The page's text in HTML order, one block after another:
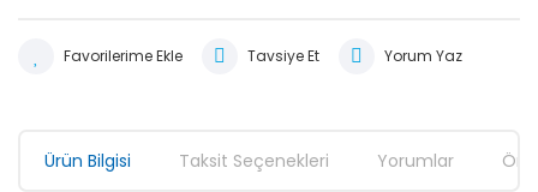
Tavsiye Et Yorum Yaz
Ürün Bilgisi Taksit Seçenekleri Yorumlar